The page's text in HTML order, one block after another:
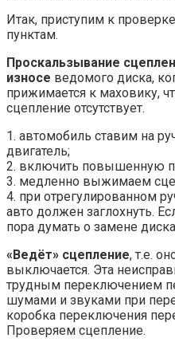
Итак, приступим к
пунктам.
Проскальзывание
износе ведомого диска,
прижимается к маховику,
сцепление отсутствует.
1. автомобиль ставим на
двигатель;
2. включить повышенную
3. медленно выжимаем
4. при отрегулированном
авто должен заглохнуть.
пора думать о замене
«Ведёт» сцепление, т.е.
выключается. Эта
трудным переключением
шумами и звуками при
коробка переключения
Проверяем сцепление.